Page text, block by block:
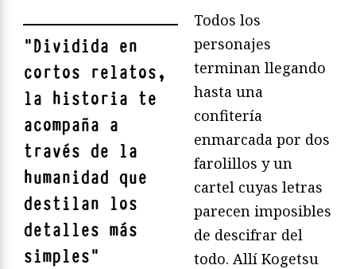
"Dividida en
cortos relatos,
la historia te
acompaña a
través de la
humanidad que
destilan los
detalles más
simples"
Todos los
personajes
terminan llegando
hasta una
confitería
enmarcada por dos
farolillos y un
cartel cuyas letras
parecen imposibles
de descifrar del
todo. Allí Kogetsu